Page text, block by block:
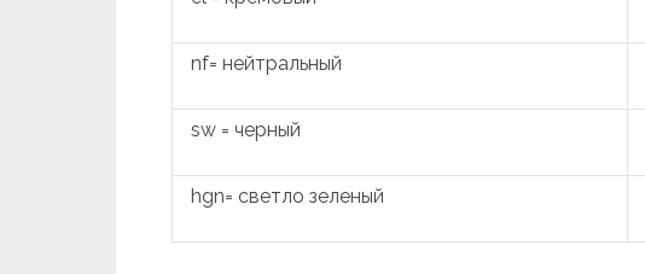
nf= нейтральный
sw = черный
hgn= светло зеленый